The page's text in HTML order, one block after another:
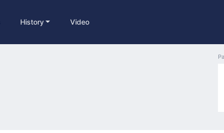
History Video